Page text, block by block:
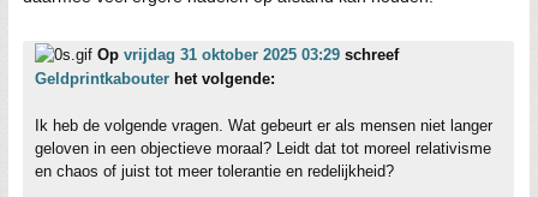
Op vrijdag 31 oktober 2025 03:29 schreef
Geldprintkabouter het volgende:
Ik heb de volgende vragen. Wat gebeurt er als mensen niet langer
geloven in een objectieve moraal? Leidt dat tot moreel relativisme
en chaos of juist tot meer tolerantie en redelijkheid?